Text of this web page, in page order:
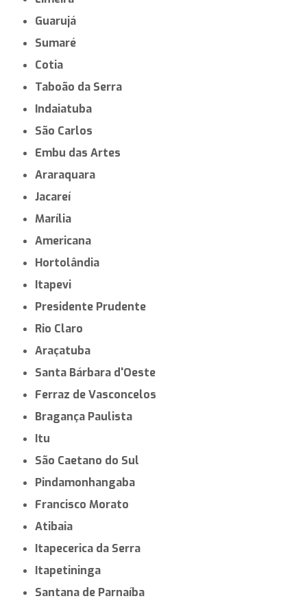
Guarujá
Sumaré
Cotia
Taboão da Serra
Indaiatuba
São Carlos
Embu das Artes
Araraquara
Jacareí
Marília
Americana
Hortolândia
Itapevi
Presidente Prudente
Rio Claro
Araçatuba
Santa Bárbara d'Oeste
Ferraz de Vasconcelos
Bragança Paulista
Itu
São Caetano do Sul
Pindamonhangaba
Francisco Morato
Atibaia
Itapecerica da Serra
Itapetininga
Santana de Parnaíba